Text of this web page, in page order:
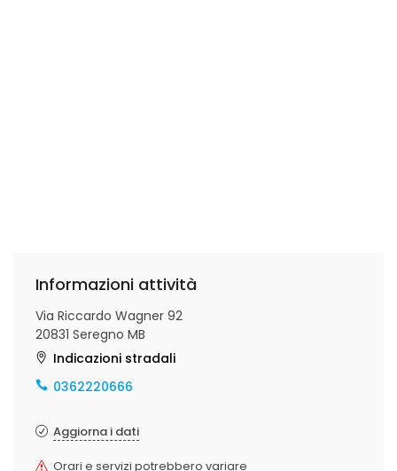
Informazioni attività
Via Riccardo Wagner 92
20831 Seregno MB
Indicazioni stradali
0362220666
Aggiorna i dati
Orari e servizi potrebbero variare